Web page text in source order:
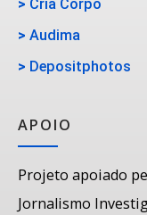
> Cria Corpo
> Audima
> Depositphotos
APOIO
Projeto apoiado
Jornalismo